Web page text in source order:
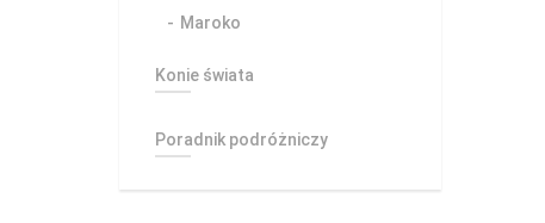
Maroko
Konie świata
Poradnik podróżniczy